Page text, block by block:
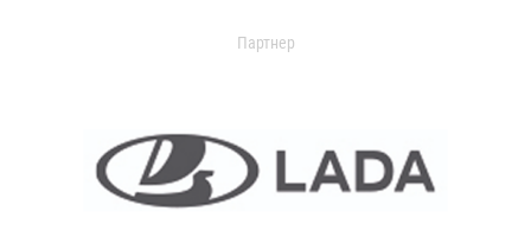
Партнер